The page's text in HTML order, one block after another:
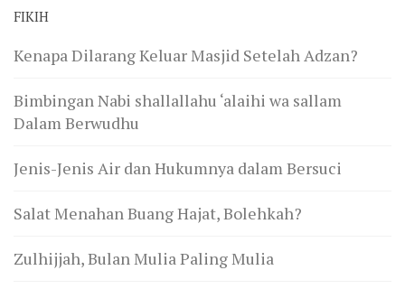
FIKIH
Kenapa Dilarang Keluar Masjid Setelah Adzan?
Bimbingan Nabi shallallahu ‘alaihi wa sallam
Dalam Berwudhu
Jenis-Jenis Air dan Hukumnya dalam Bersuci
Salat Menahan Buang Hajat, Bolehkah?
Zulhijjah, Bulan Mulia Paling Mulia